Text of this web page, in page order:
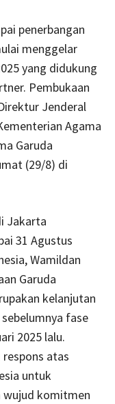
penerbangan
menggelar
yang didukung
Pembukaan
Jenderal
Agama
Garuda
(29/8) di
Jakarta
31 Agustus
Wamildan
Garuda
kelanjutan
fase
2025 lalu.
atas
untuk
wujud komitmen